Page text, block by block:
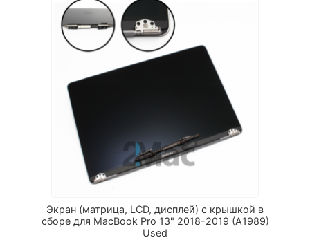
Экран (матрица, LCD, дисплей) с крышкой в
сборе для MacBook Pro 13" 2018-2019 (A1989)
Used